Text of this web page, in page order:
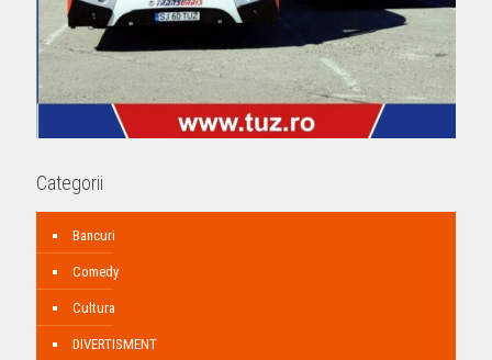
Categorii
Bancuri
Comedy
Cultura
DIVERTISMENT